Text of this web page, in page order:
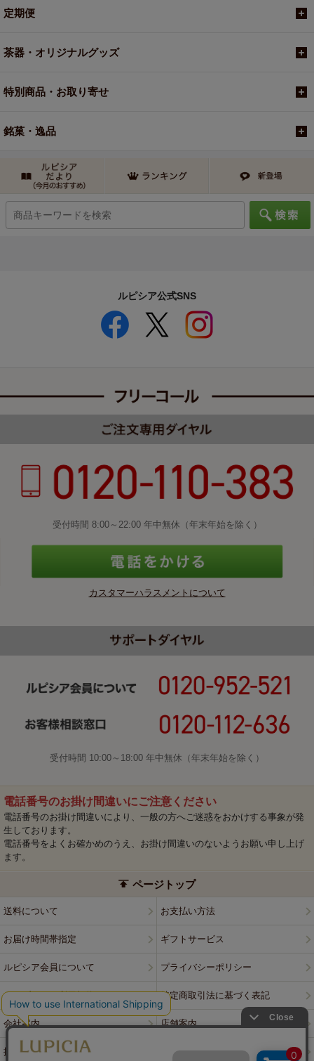
定期便
茶器・オリジナルグッズ
特別商品・お取り寄せ
銘菓・逸品
ルピシア公式SNS
受付時間 8:00～22:00 年中無休（年末年始を除く）
カスタマーハラスメントについて
受付時間 10:00～18:00 年中無休（年末年始を除く）
電話番号のお掛け間違いにご注意ください
電話番号のお掛け間違いにより、一般の方へご迷惑をおかけする事象が発
生しております。
電話番号をよくお確かめのうえ、お掛け間違いのないようお願い申し上げ
ます。
ページトップ
送料について お支払い方法
お届け時間帯指定 ギフトサービス
ルピシア会員について プライバシーポリシー
ウェブサイト利用規約 特定商取引法に基づく表記
会社案内 店舗案内
採用情報 ルピシアブランド